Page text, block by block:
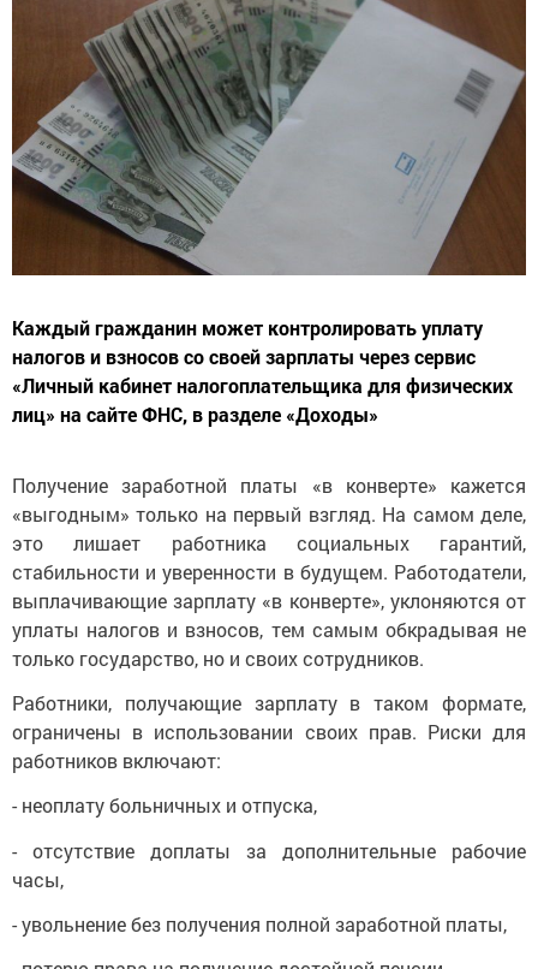
Каждый гражданин может контролировать уплату
налогов и взносов со своей зарплаты через сервис
«Личный кабинет налогоплательщика для физических
лиц» на сайте ФНС, в разделе «Доходы»
Получение заработной платы «в конверте» кажется
«выгодным» только на первый взгляд. На самом деле,
это лишает работника социальных гарантий,
стабильности и уверенности в будущем. Работодатели,
выплачивающие зарплату «в конверте», уклоняются от
уплаты налогов и взносов, тем самым обкрадывая не
только государство, но и своих сотрудников.
Работники, получающие зарплату в таком формате,
ограничены в использовании своих прав. Риски для
работников включают:
- неоплату больничных и отпуска,
- отсутствие доплаты за дополнительные рабочие
часы,
- увольнение без получения полной заработной платы,